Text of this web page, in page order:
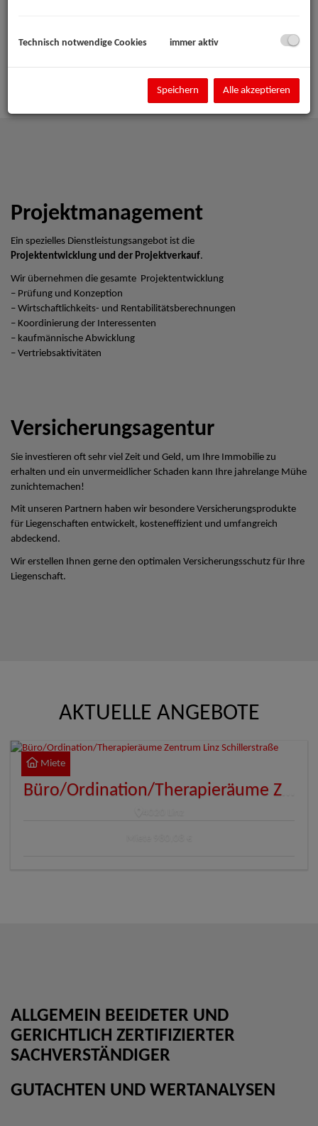
Projektmanagement
Ein spezielles Dienstleistungsangebot ist die
Projektentwicklung und der Projektverkauf.
Wir übernehmen die gesamte Projektentwicklung
– Prüfung und Konzeption
– Wirtschaftlichkeits- und Rentabilitätsberechnungen
– Koordinierung der Interessenten
– kaufmännische Abwicklung
– Vertriebsaktivitäten
Versicherungsagentur
Sie investieren oft sehr viel Zeit und Geld, um Ihre Immobilie zu
erhalten und ein unvermeidlicher Schaden kann Ihre jahrelange Mühe
zunichtemachen!
Mit unseren Partnern haben wir besondere Versicherungsprodukte
für Liegenschaften entwickelt, kosteneffizient und umfangreich
abdeckend.
Wir erstellen Ihnen gerne den optimalen Versicherungsschutz für Ihre
Liegenschaft.
AKTUELLE ANGEBOTE
Miete
ALLGEMEIN BEEIDETER UND
GERICHTLICH ZERTIFIZIERTER
SACHVERSTÄNDIGER
GUTACHTEN UND WERTANALYSEN
Technisch notwendige Cookies immer aktiv
Speichern Alle akzeptieren